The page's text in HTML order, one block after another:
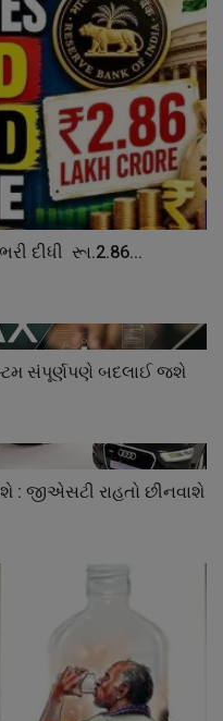
દીધી રૂા.2.86...
સંપૂર્ણપણે બદલાઈ જશે
: જીએસટી રાહતો છીનવાશે